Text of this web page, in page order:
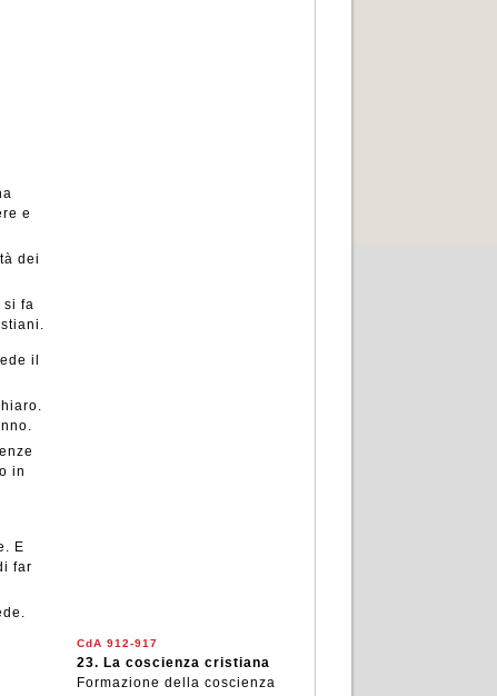
e
dei
si fa
il
in
E
far
CdA 912-917
23. La coscienza cristiana
Formazione della coscienza